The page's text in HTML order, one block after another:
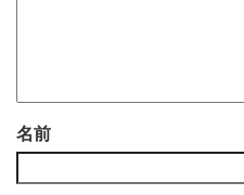
名前